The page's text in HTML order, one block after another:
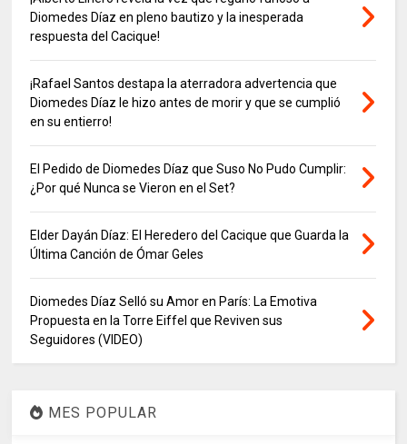
Diomedes Díaz en pleno bautizo y la inesperada
respuesta del Cacique!
¡Rafael Santos destapa la aterradora advertencia que
Diomedes Díaz le hizo antes de morir y que se cumplió
en su entierro!
El Pedido de Diomedes Díaz que Suso No Pudo Cumplir:
¿Por qué Nunca se Vieron en el Set?
Elder Dayán Díaz: El Heredero del Cacique que Guarda la
Última Canción de Ómar Geles
Diomedes Díaz Selló su Amor en París: La Emotiva
Propuesta en la Torre Eiffel que Reviven sus
Seguidores (VIDEO)
MES POPULAR